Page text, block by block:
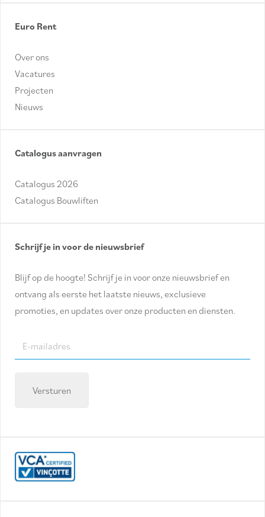
Euro Rent
Over ons
Vacatures
Projecten
Nieuws
Catalogus aanvragen
Catalogus 2026
Catalogus Bouwliften
Schrijf je in voor de nieuwsbrief
Blijf op de hoogte! Schrijf je in voor onze nieuwsbrief en
ontvang als eerste het laatste nieuws, exclusieve
promoties, en updates over onze producten en diensten.
mailadres